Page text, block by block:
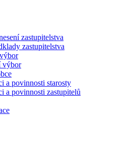
zastupitelstva
zastupitelstva
výbor
a povinnosti starosty
a povinnosti zastupitelů